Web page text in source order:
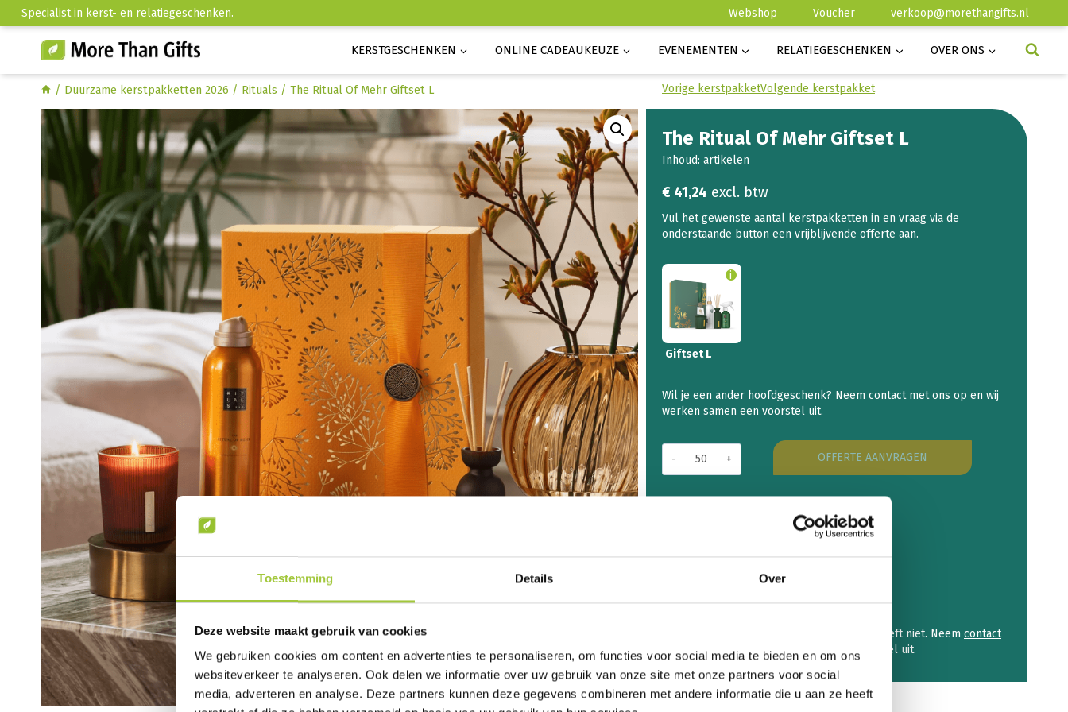
Toestemming Details Over
Deze website maakt gebruik van cookies
We gebruiken cookies om content en advertenties te personaliseren, om functies voor social media te bieden en om ons
websiteverkeer te analyseren. Ook delen we informatie over uw gebruik van onze site met onze partners voor social
media, adverteren en analyse. Deze partners kunnen deze gegevens combineren met andere informatie die u aan ze heeft
Doorgaan
naar
inhoud
Specialist in kerst- en relatiegeschenken. Webshop Voucher verkoop@morethangifts.nl
KERSTGESCHENKEN ONLINE CADEAUKEUZE EVENEMENTEN RELATIEGESCHENKEN OVER ONS
/ Duurzame kerstpakketten 2026 / Rituals / The Ritual Of Mehr Giftset L
The Ritual Of Mehr Giftset L
Inhoud: artikelen
€ 41,24 excl. btw
Vorige kerstpakketVolgende kerstpakket
Giftset L
Ritual
Mehr
OFFERTE AANVRAGEN
Klantenscore van 9,2 op Kiyoh
ISO 9001 en 27001 gecertificeerd
Vrolijk ingepakt sociale werkplaatsen
Staat jouw hoofdgeschenk er niet bij? Dat geeft niet. Neem contact
met ons op en wij werken samen een voorstel uit.